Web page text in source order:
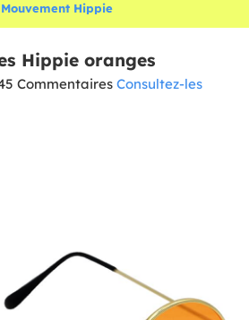
Hippie
Hippie oranges
Commentaires Consultez-les